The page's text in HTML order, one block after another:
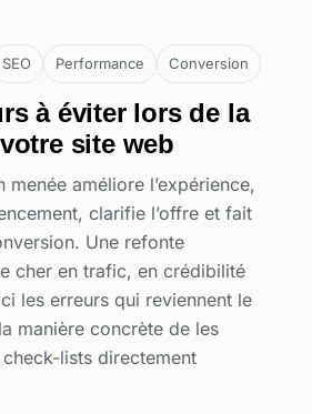
SEO Performance Conversion
à éviter lors de la
site web
menée améliore l’expérience,
clarifie l’offre et fait
Une refonte
cher en trafic, en crédibilité
les erreurs qui reviennent le
manière concrète de les
lists directement